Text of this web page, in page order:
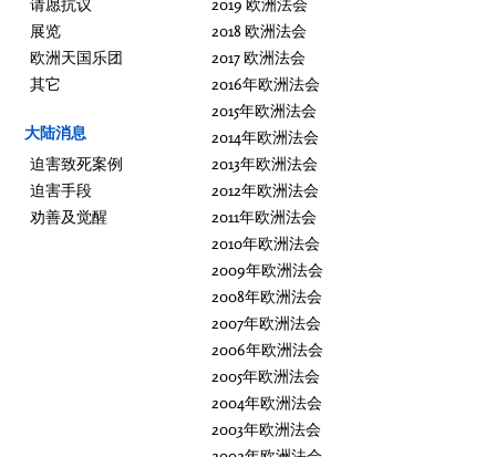
请愿抗议
展览
欧洲天国乐团
其它
大陆消息
迫害致死案例
迫害手段
劝善及觉醒
2019 欧洲法会
2018 欧洲法会
2017 欧洲法会
2016年欧洲法会
2015年欧洲法会
2014年欧洲法会
2013年欧洲法会
2012年欧洲法会
2011年欧洲法会
2010年欧洲法会
2009年欧洲法会
2008年欧洲法会
2007年欧洲法会
2006年欧洲法会
2005年欧洲法会
2004年欧洲法会
2003年欧洲法会